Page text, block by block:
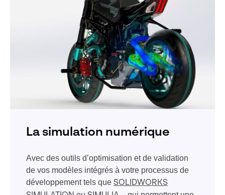
La simulation numérique
Avec des outils d’optimisation et de validation
de vos modèles intégrés à votre processus de
développement tels que SOLIDWORKS